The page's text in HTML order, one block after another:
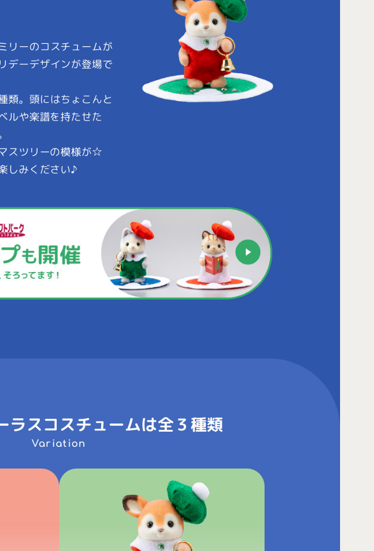
リーのコスチュームが
デーデザインが登場で
類。頭にはちょこんと
ルや楽譜を持たせた
スツリーの模様が☆
しみください♪
ラスコスチュームは全３種類
Variation